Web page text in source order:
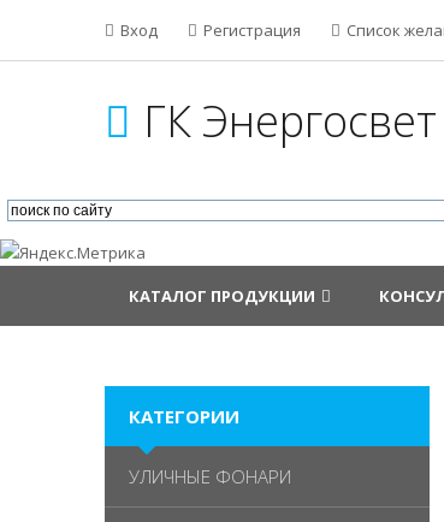
Вход Регистрация Список
ГК Энергосвет
КАТАЛОГ ПРОДУКЦИИ
КАТЕГОРИИ
УЛИЧНЫЕ ФОНАРИ